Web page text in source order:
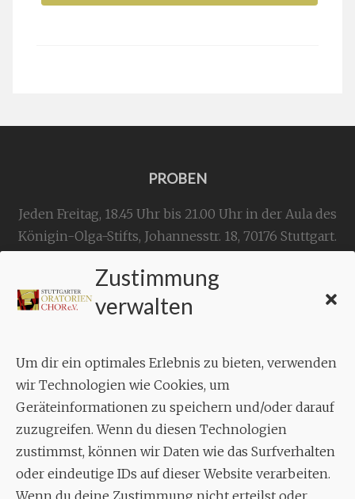
Zustimmung
verwalten
Um dir ein optimales Erlebnis zu bieten, verwenden
wir Technologien wie Cookies, um
Geräteinformationen zu speichern und/oder darauf
zuzugreifen. Wenn du diesen Technologien
zustimmst, können wir Daten wie das Surfverhalten
oder eindeutige IDs auf dieser Website verarbeiten.
Wenn du deine Zustimmung nicht erteilst oder
PROBEN
Jeden Freitag, 18.45 Uhr bis 21.00 Uhr in der Aula des
Königin-Olga-Stifts, Johannesstr. 18, 70176 Stuttgart.
KONTAKT
Geschäftsstelle:
Aixheimer Str. 18
70619 Stuttgart
MUSIK
Musikalischer Leiter:
Enrico Trummer